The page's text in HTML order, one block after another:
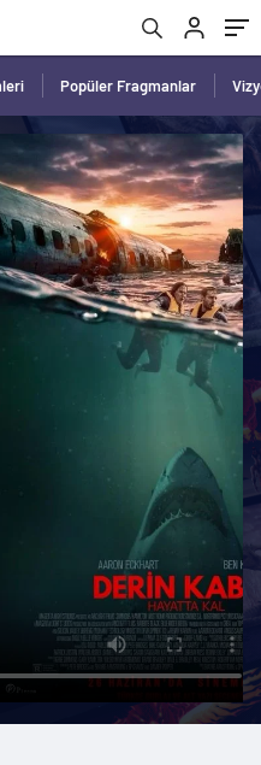
Popüler Fragmanlar